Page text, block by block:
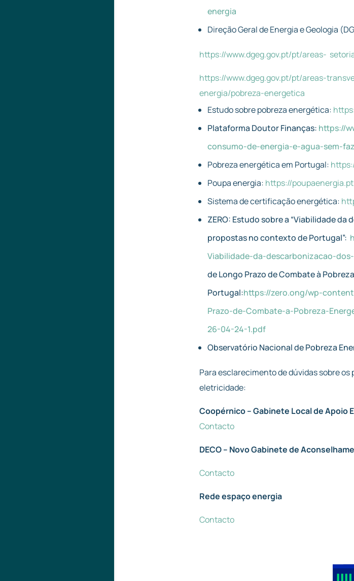
energia
Direção Geral de Energia e Geologia
https://www.dgeg.gov.pt/pt/areas-
https://www.dgeg.gov.pt/pt/areas-
energia/pobreza-energetica
Estudo sobre pobreza energética:
Plataforma Doutor Finanças: https://
consumo-de-energia-e-agua-sem-
Pobreza energética em Portugal:
Poupa energia: https://poupaenergia.pt
Sistema de certificação energética:
ZERO: Estudo sobre a “Viabilidade
propostas no contexto de Portugal”:
Viabilidade-da-descarbonizacao-
de Longo Prazo de Combate à
Portugal:https://zero.ong/wp-
Prazo-de-Combate-a-Pobreza-
26-04-24-1.pdf
Observatório Nacional de Pobreza
Para esclarecimento de dúvidas sobre
eletricidade:
Coopérnico – Gabinete Local de Apoio
Contacto
DECO – Novo Gabinete de
Contacto
Rede espaço energia
Contacto